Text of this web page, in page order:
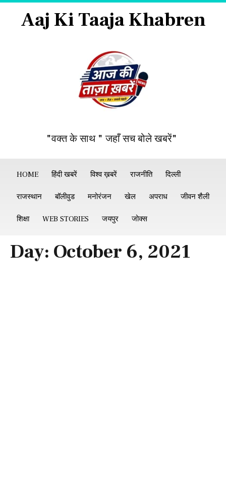
Aaj Ki Taaja Khabren
"वक्त के साथ " जहाँ सच बोले खबरें"
HOME हिंदी खबरें विश्व ख़बरें राजनीति दिल्ली
राजस्थान बॉलीवुड मनोरंजन खेल अपराध जीवन शैली
शिक्षा WEB STORIES जयपुर जोक्स
Day: October 6, 2021